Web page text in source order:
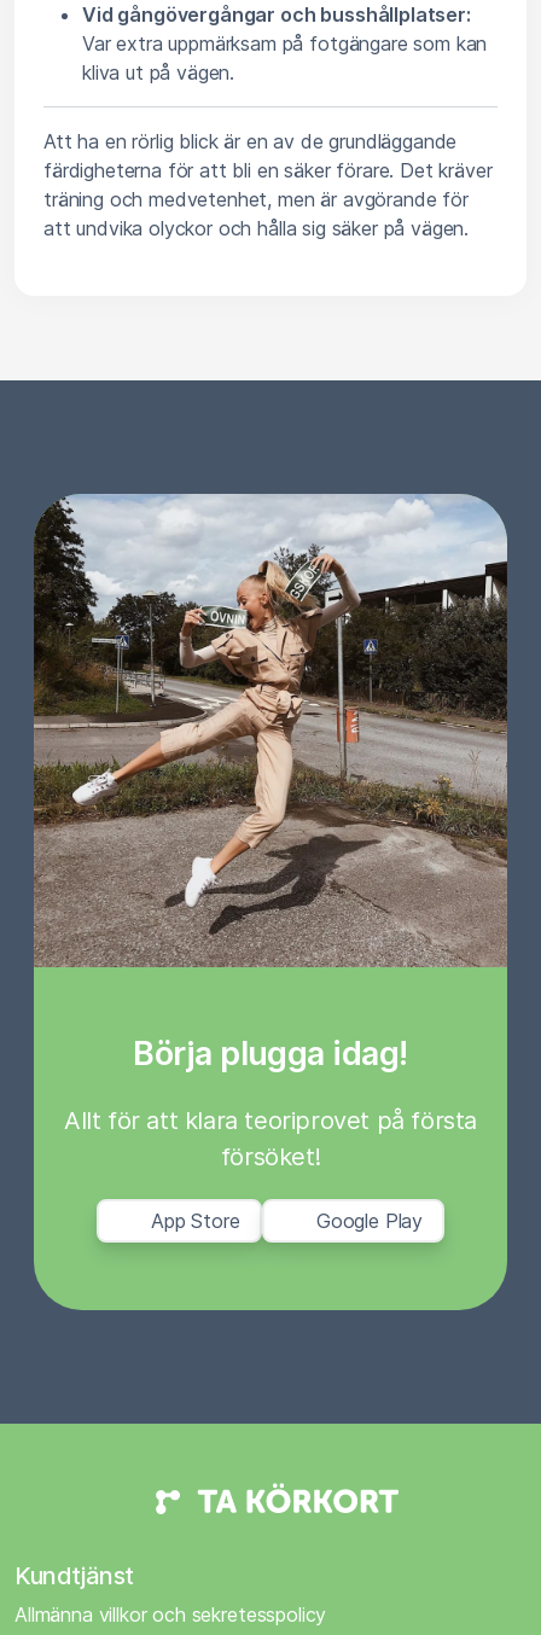
Vid gångövergångar och busshållplatser:
Var extra uppmärksam på fotgängare som kan
kliva ut på vägen.
Att ha en rörlig blick är en av de grundläggande
färdigheterna för att bli en säker förare. Det kräver
träning och medvetenhet, men är avgörande för
att undvika olyckor och hålla sig säker på vägen.
Börja plugga idag!
Allt för att klara teoriprovet på första
försöket!
App Store Google Play
Kundtjänst
Allmänna villkor och sekretesspolicy